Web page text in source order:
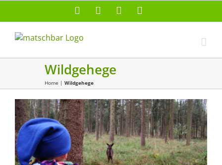
Facebook Instagram
Wildgehege
Home | Wildgehege
Erlebniswandern Herbst Natur erleben Outdoor mit Kind
Wandern Wildparks